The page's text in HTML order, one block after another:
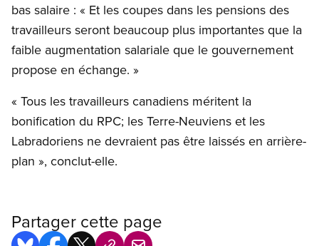
bas salaire : « Et les coupes dans les pensions des
travailleurs seront beaucoup plus importantes que la
faible augmentation salariale que le gouvernement
propose en échange. »
« Tous les travailleurs canadiens méritent la
bonification du RPC; les Terre-Neuviens et les
Labradoriens ne devraient pas être laissés en arrière-
plan », conclut-elle.
Partager cette page